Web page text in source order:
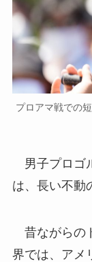
プロアマ戦での
男子プロゴ
は、長い不動
昔ながらの
界では、アメ